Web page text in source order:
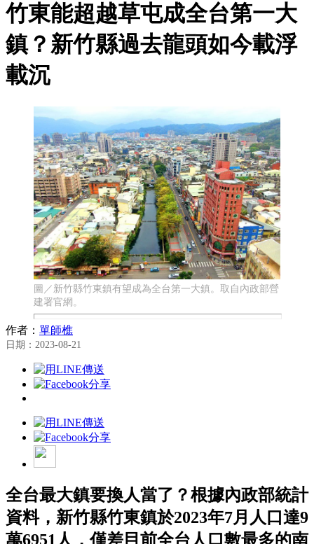
竹東能超越草屯成全台第一大
鎮？新竹縣過去龍頭如今載浮
載沉
圖／新竹縣竹東鎮有望成為全台第一大鎮。取自內政部營
建署官網。
作者： 單師樵
日期：2023-08-21
全台最大鎮要換人當了？根據內政部統計
資料，新竹縣竹東鎮於2023年7月人口達9
萬6951人，僅差目前全台人口數最多的南